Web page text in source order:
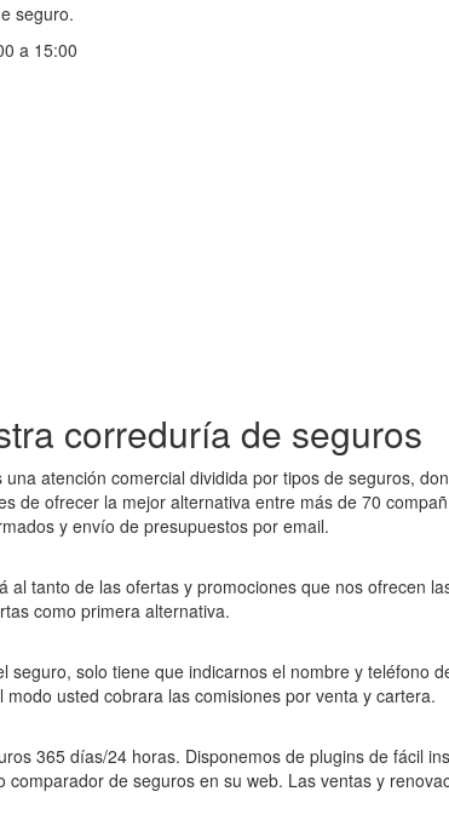
seguro.
a 15:00
correduría de seguros
atención comercial dividida por tipos de seguros,
de ofrecer la mejor alternativa entre más de 70
y envío de presupuestos por email.
al tanto de las ofertas y promociones que nos ofrecen
como primera alternativa.
solo tiene que indicarnos el nombre y teléfono
usted cobrara las comisiones por venta y cartera.
365 días/24 horas. Disponemos de plugins de fácil
de seguros en su web. Las ventas y